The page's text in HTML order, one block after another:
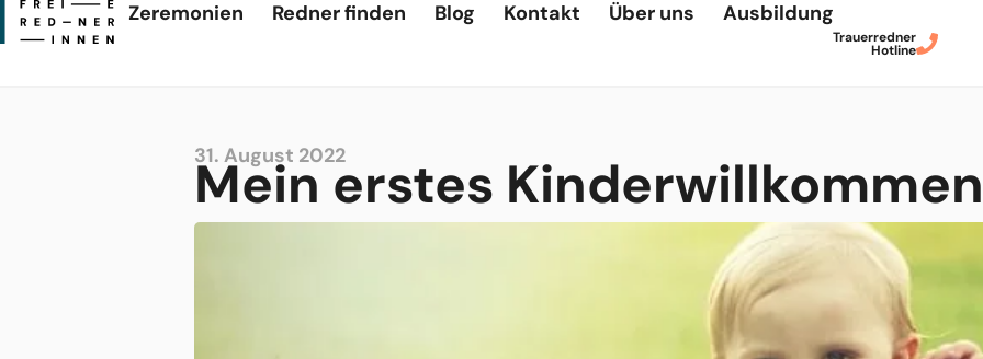
Zeremonien Redner finden Blog Kontakt Über uns Ausbildung
Trauerredner
Hotline
31. August 2022
Mein erstes